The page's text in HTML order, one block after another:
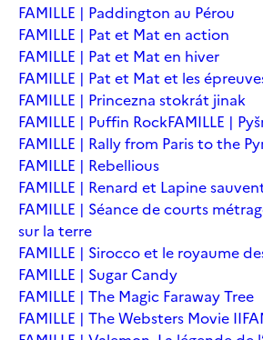
FAMILLE | Paddington au Pérou
FAMILLE | Pat et Mat en action
FAMILLE | Pat et Mat en hiver
FAMILLE | Pat et Mat et les
FAMILLE | Princezna stokrát jinak
FAMILLE | Puffin RockFAMILLE |
FAMILLE | Rally from Paris to the
FAMILLE | Rebellious
FAMILLE | Renard et Lapine
FAMILLE | Séance de courts
sur la terre
FAMILLE | Sirocco et le royaume
FAMILLE | Sugar Candy
FAMILLE | The Magic Faraway Tree
FAMILLE | The Websters Movie II